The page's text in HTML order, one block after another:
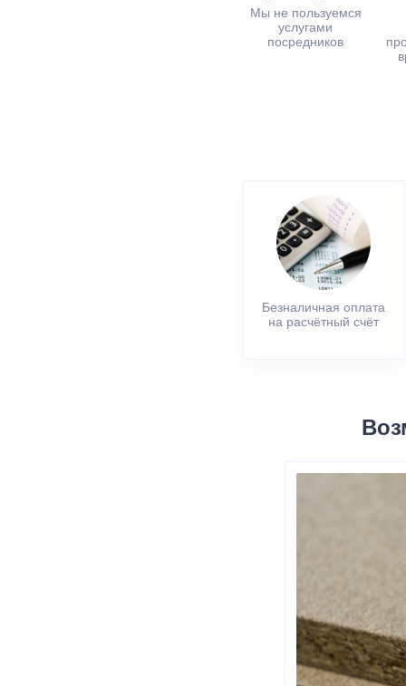
Мы не пользуемся
услугами
посредников
Безналичная оплата
на расчётный счёт